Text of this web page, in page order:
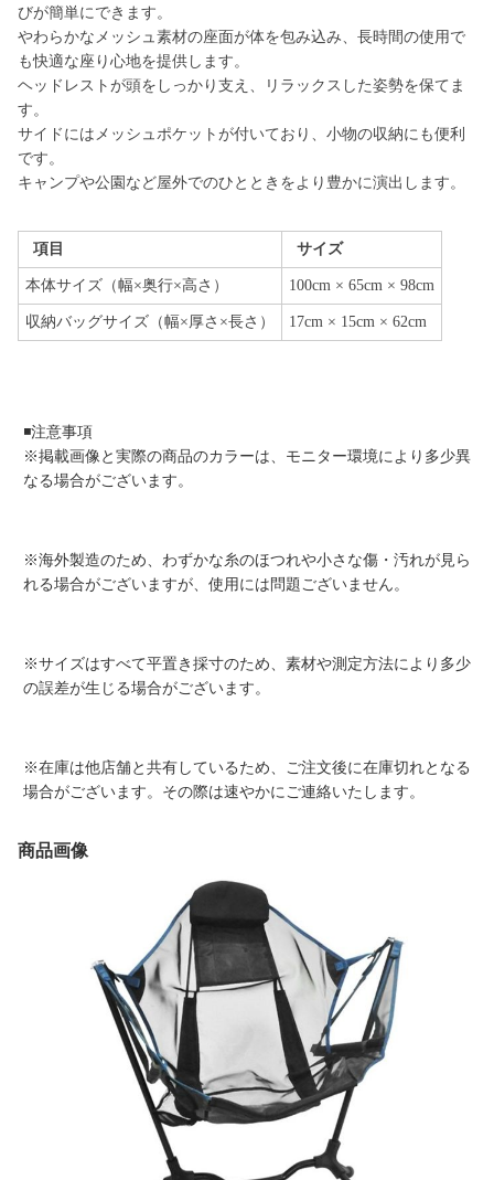
びが簡単にできます。
やわらかなメッシュ素材の座面が体を包み込み、長時間の使用で
も快適な座り心地を提供します。
ヘッドレストが頭をしっかり支え、リラックスした姿勢を保てま
す。
サイドにはメッシュポケットが付いており、小物の収納にも便利
です。
キャンプや公園など屋外でのひとときをより豊かに演出します。
項目 サイズ
本体サイズ（幅×奥行×高さ） 100cm × 65cm × 98cm
収納バッグサイズ（幅×厚さ×長さ） 17cm × 15cm × 62cm
◾️注意事項
※掲載画像と実際の商品のカラーは、モニター環境により多少異
なる場合がございます。
※海外製造のため、わずかな糸のほつれや小さな傷・汚れが見ら
れる場合がございますが、使用には問題ございません。
※サイズはすべて平置き採寸のため、素材や測定方法により多少
の誤差が生じる場合がございます。
※在庫は他店舗と共有しているため、ご注文後に在庫切れとなる
場合がございます。その際は速やかにご連絡いたします。
商品画像